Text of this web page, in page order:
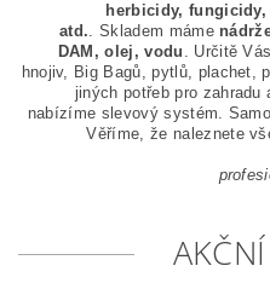
herbicidy,
atd.. Skladem máme
DAM, olej, vodu . Určitě
hnojiv, Big Bagů, pytlů, plachet,
jiných potřeb pro
nabízíme slevový systém.
Věříme, že naleznete